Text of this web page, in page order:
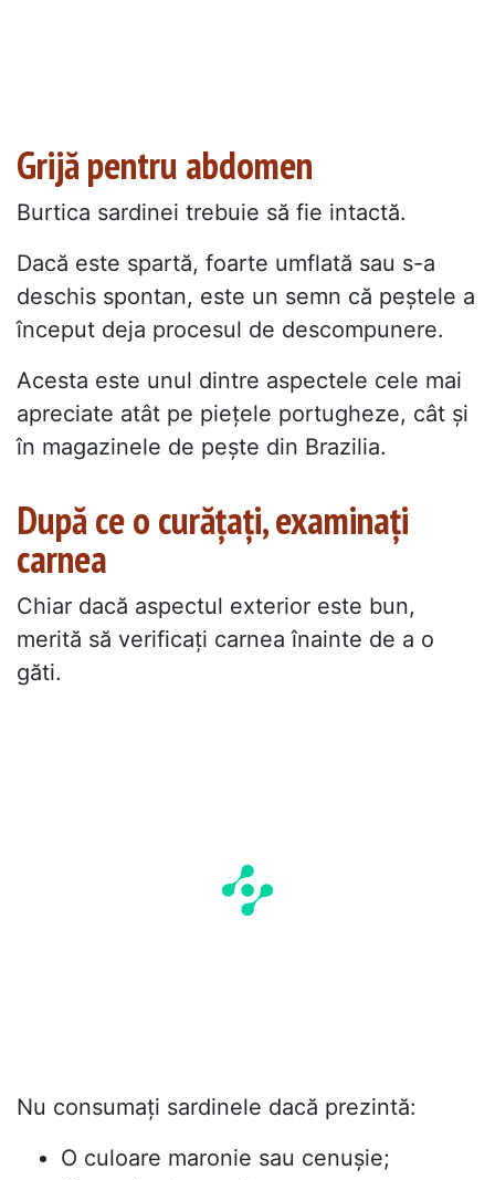
Grijă pentru abdomen
Burtica sardinei trebuie să fie intactă.
Dacă este spartă, foarte umflată sau s-a
deschis spontan, este un semn că peștele a
început deja procesul de descompunere.
Acesta este unul dintre aspectele cele mai
apreciate atât pe piețele portugheze, cât și
în magazinele de pește din Brazilia.
După ce o curățați, examinați
carnea
Chiar dacă aspectul exterior este bun,
merită să verificați carnea înainte de a o
găti.
Nu consumați sardinele dacă prezintă:
O culoare maronie sau cenușie;